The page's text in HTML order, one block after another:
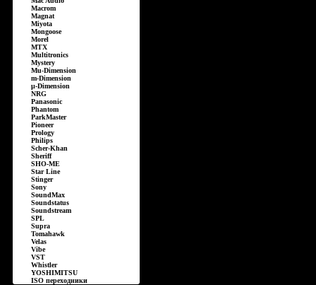
Macrom
Magnat
Miyota
Mongoose
Morel
MTX
Multitronics
Mystery
Mu-Dimension
m-Dimension
µ-Dimension
NRG
Panasonic
Phantom
ParkMaster
Pioneer
Prology
Philips
Scher-Khan
Sheriff
SHO-ME
Star Line
Stinger
Sony
SoundMax
Soundstatus
Soundstream
SPL
Supra
Tomahawk
Velas
Vibe
VST
Whistler
YOSHIMITSU
ISO переходники